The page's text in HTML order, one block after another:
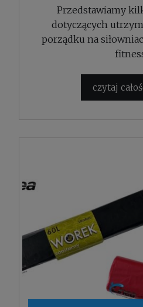
Przedstawiamy
dotyczących
porządku na
czytaj